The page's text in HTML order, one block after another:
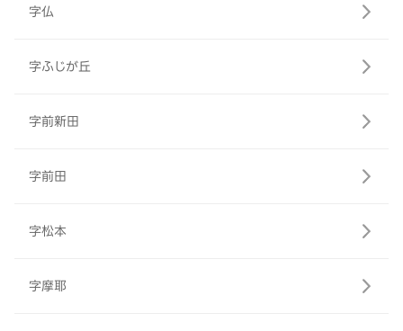
字仏
字ふじが丘
字前新田
字前田
字松本
字摩耶